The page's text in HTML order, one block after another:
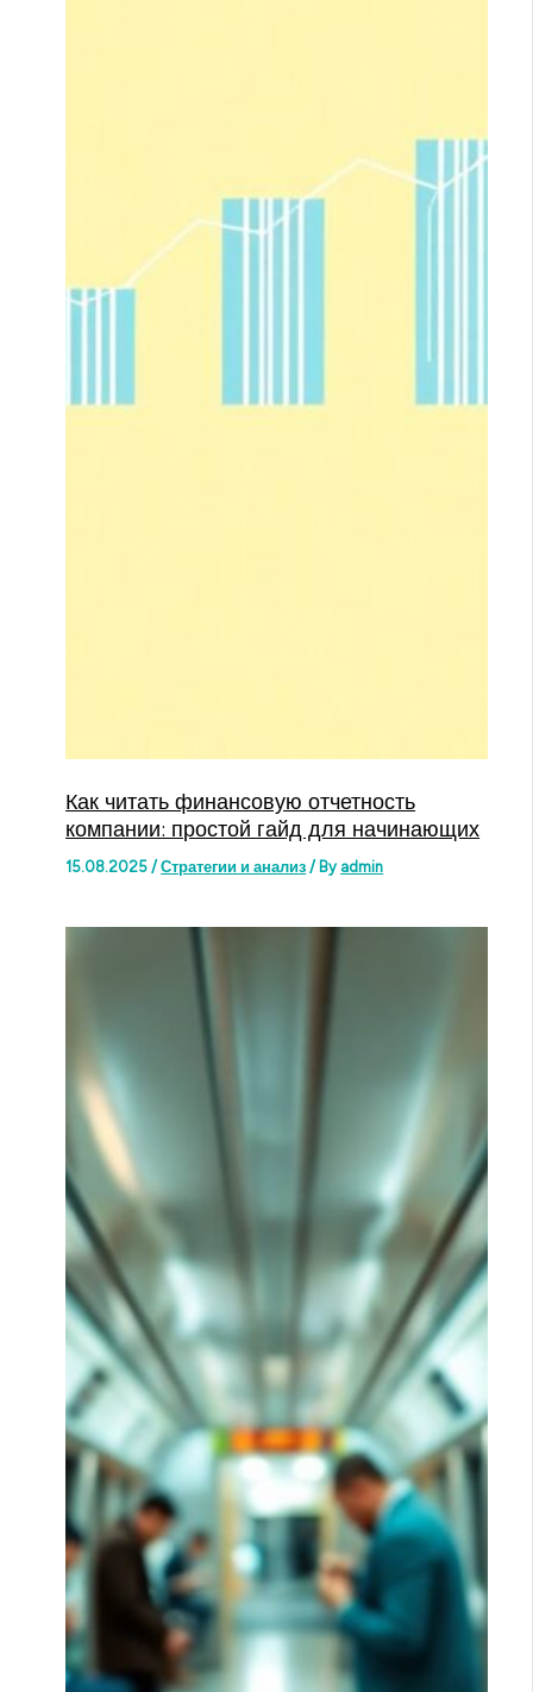
Как читать финансовую отчетность
компании: простой гайд для начинающих
15.08.2025/Стратегии и анализ / By admin